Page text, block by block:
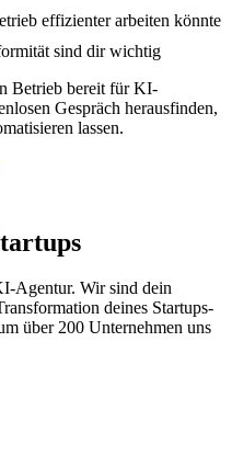
effizienter arbeiten könnte
sind dir wichtig
Betrieb bereit für KI-
Gespräch herausfinden,
lassen.
Agentur. Wir sind dein
deines Startups-
über 200 Unternehmen uns